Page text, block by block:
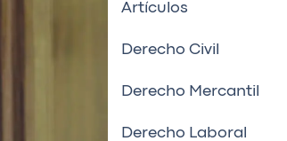
Artículos
Derecho Civil
Derecho Mercantil
Derecho Laboral